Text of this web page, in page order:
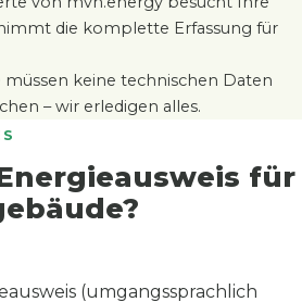
die komplette Erfassung für
müssen keine technischen Daten
– wir erledigen alles.
für
(umgangssprachlich